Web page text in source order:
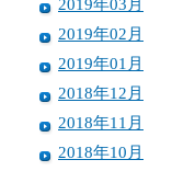
2019年03月
2019年02月
2019年01月
2018年12月
2018年11月
2018年10月